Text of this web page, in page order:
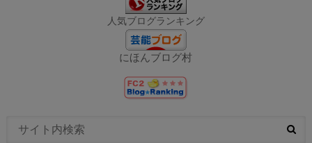
人気ブログランキング
にほんブログ村